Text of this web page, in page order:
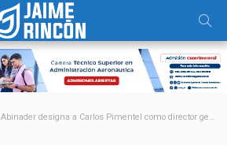
Abinader designa a Carlos Pimentel como director general de Contrataciones Públicas